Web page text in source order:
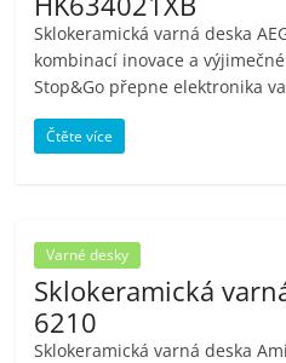
Sklokeramická varná deska
kombinací inovace a
Stop&Go přepne elektronika
Čtěte více
Varné desky
Sklokeramická
6210
Sklokeramická varná deska